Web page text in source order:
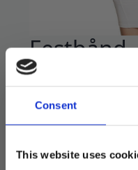
Consent
This website uses
Festbånd
pris
var:
24
pris
er:
Festbånd av stoff.